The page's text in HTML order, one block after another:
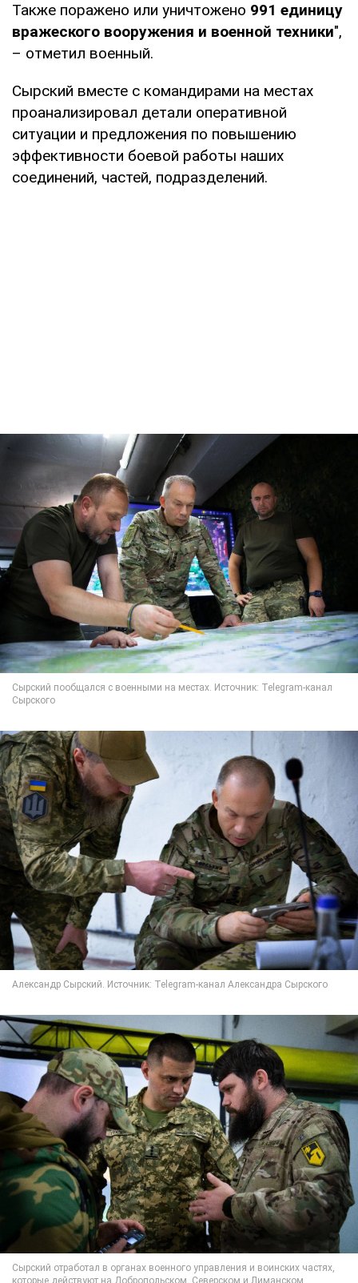
Также поражено или уничтожено 991 единицу
вражеского вооружения и военной техники",
– отметил военный.
Сырский вместе с командирами на местах
проанализировал детали оперативной
ситуации и предложения по повышению
эффективности боевой работы наших
соединений, частей, подразделений.